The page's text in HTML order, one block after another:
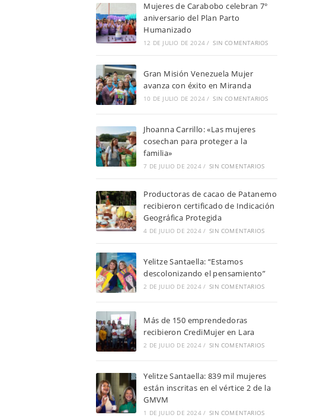
Mujeres de Carabobo celebran 7°
aniversario del Plan Parto
Humanizado
12 DE JULIO DE 2024 / SIN COMENTARIOS
Gran Misión Venezuela Mujer
avanza con éxito en Miranda
10 DE JULIO DE 2024 / SIN COMENTARIOS
Jhoanna Carrillo: «Las mujeres
cosechan para proteger a la
familia»
7 DE JULIO DE 2024 / SIN COMENTARIOS
Productoras de cacao de Patanemo
recibieron certificado de Indicación
Geográfica Protegida
4 DE JULIO DE 2024 / SIN COMENTARIOS
Yelitze Santaella: “Estamos
descolonizando el pensamiento”
2 DE JULIO DE 2024 / SIN COMENTARIOS
Más de 150 emprendedoras
recibieron CrediMujer en Lara
2 DE JULIO DE 2024 / SIN COMENTARIOS
Yelitze Santaella: 839 mil mujeres
están inscritas en el vértice 2 de la
GMVM
1 DE JULIO DE 2024 / SIN COMENTARIOS